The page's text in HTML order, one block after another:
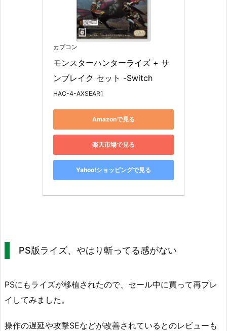
カプコン
モンスターハンターライズ + サ
ンブレイク セット -Switch
HAC-4-AXSEAR1
Amazonで見る
楽天市場で見る
Yahoo!ショッピングで見る
PS版ライズ、やはり斬ってる感がない
PSにもライズが移植されたので、セール中に買って再プレ
イしてみました。
操作の遅延や攻撃SEなどが改善されているとのレビューも